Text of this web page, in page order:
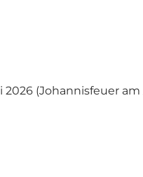
2026 (Johannisfeuer